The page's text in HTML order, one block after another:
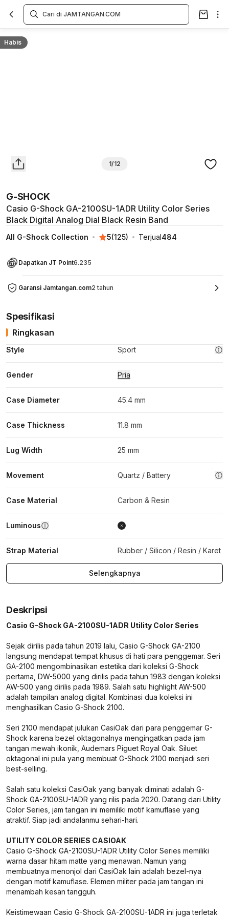
Habis
1/12
G-SHOCK
Casio G-Shock GA-2100SU-1ADR Utility Color Series
Black Digital Analog Dial Black Resin Band
All G-Shock Collection 5(125) Terjual484
Dapatkan JT Point6.235
Garansi Jamtangan.com2 tahun
Overview
Spesifikasi
Ringkasan
Style Sport
Gender Pria
Case Diameter 45.4 mm
Case Thickness 11.8 mm
Lug Width 25 mm
Movement Quartz / Battery
Case Material Carbon & Resin
Luminous
Strap Material Rubber / Silicon / Resin / Karet
Selengkapnya
Deskripsi
Casio G-Shock GA-2100SU-1ADR Utility Color Series
Sejak dirilis pada tahun 2019 lalu, Casio G-Shock GA-2100
langsung mendapat tempat khusus di hati para penggemar. Seri
GA-2100 mengombinasikan estetika dari koleksi G-Shock
pertama, DW-5000 yang dirilis pada tahun 1983 dengan koleksi
AW-500 yang dirilis pada 1989. Salah satu highlight AW-500
adalah tampilan analog digital. Kombinasi dua koleksi ini
menghasilkan Casio G-Shock 2100.
Seri 2100 mendapat julukan CasiOak dari para penggemar G-
Shock karena bezel oktagonalnya mengingatkan pada jam
tangan mewah ikonik, Audemars Piguet Royal Oak. Siluet
oktagonal ini pula yang membuat G-Shock 2100 menjadi seri
best-selling.
Salah satu koleksi CasiOak yang banyak diminati adalah G-
Shock GA-2100SU-1ADR yang rilis pada 2020. Datang dari Utility
Color Series, jam tangan ini memiliki motif kamuflase yang
atraktif. Siap jadi andalanmu sehari-hari.
UTILITY COLOR SERIES CASIOAK
Casio G-Shock GA-2100SU-1ADR Utility Color Series memiliki
warna dasar hitam matte yang menawan. Namun yang
membuatnya menonjol dari CasiOak lain adalah bezel-nya
dengan motif kamuflase. Elemen militer pada jam tangan ini
menambah kesan tangguh.
Keistimewaan Casio G-Shock GA-2100SU-1ADR ini juga terletak